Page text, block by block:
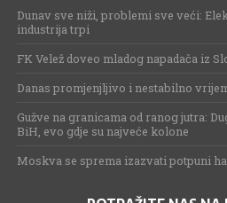
Dunav sve niži, problemi sve veći:
industrija trpi
FK Velež doveo mladog napadača iz
Danas promjenjljivo i nestabilno
Gužve na granicama od ranog jutra:
BiH, evo gdje su najveće kolone
Moskva se sprema izazvati potpuni